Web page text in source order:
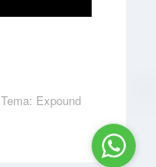
Tema: Expound